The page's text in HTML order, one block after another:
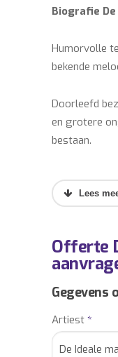
Biografie
Humorvolle
bekende
Doorleefd
en grotere
bestaan.
Met een
ervaring (o.m.
Akoestisch
een podium
De Ideale
Offerte
Gegevens
Artiest *